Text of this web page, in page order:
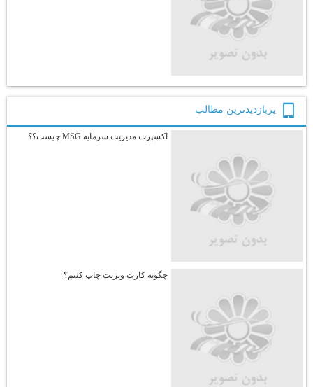
پربازديدترين مطالب
اکسپرت مدیریت سرمایه MSG چیست؟؟
چگونه کارت ویزیت چاپ کنیم؟